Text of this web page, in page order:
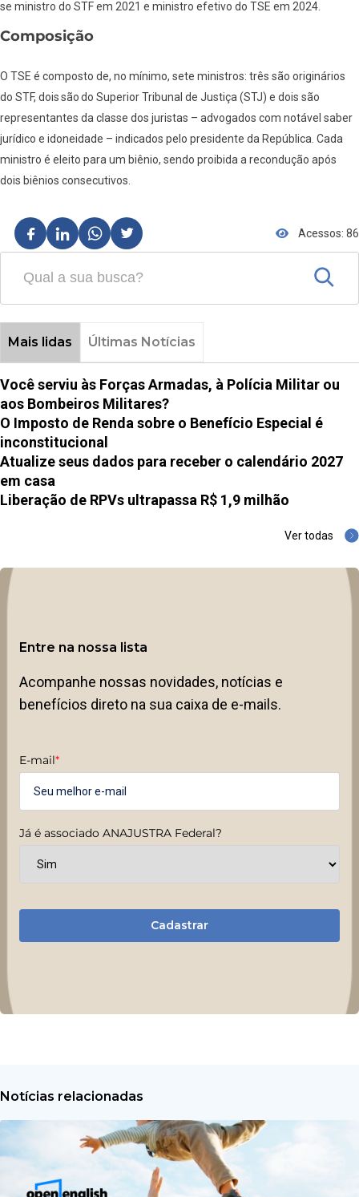
se ministro do STF em 2021 e ministro efetivo do TSE em 2024.
Composição
O TSE é composto de, no mínimo, sete ministros: três são originários
do STF, dois são do Superior Tribunal de Justiça (STJ) e dois são
representantes da classe dos juristas – advogados com notável saber
jurídico e idoneidade – indicados pelo presidente da República. Cada
ministro é eleito para um biênio, sendo proibida a recondução após
dois biênios consecutivos.
Acessos: 86
Mais lidas Últimas Notícias
Você serviu às Forças Armadas, à Polícia Militar ou
aos Bombeiros Militares?
O Imposto de Renda sobre o Benefício Especial é
inconstitucional
Atualize seus dados para receber o calendário 2027
em casa
Liberação de RPVs ultrapassa R$ 1,9 milhão
Ver todas
Entre na nossa lista
Acompanhe nossas novidades, notícias e
benefícios direto na sua caixa de e-mails.
E-mail*
Já é associado ANAJUSTRA Federal?
Cadastrar
Notícias relacionadas